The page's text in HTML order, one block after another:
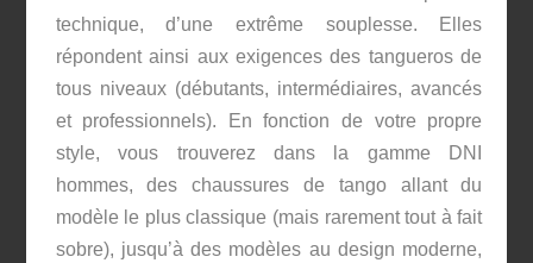
technique, d’une extrême souplesse. Elles
répondent ainsi aux exigences des tangueros de
tous niveaux (débutants, intermédiaires, avancés
et professionnels). En fonction de votre propre
style, vous trouverez dans la gamme DNI
hommes, des chaussures de tango allant du
modèle le plus classique (mais rarement tout à fait
sobre), jusqu’à des modèles au design moderne,